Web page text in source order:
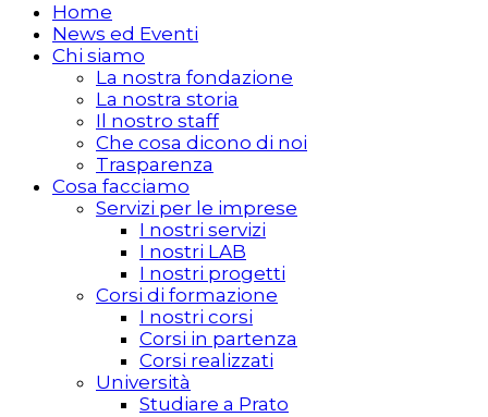
Home
News ed Eventi
Chi siamo
La nostra fondazione
La nostra storia
Il nostro staff
Che cosa dicono di noi
Trasparenza
Cosa facciamo
Servizi per le imprese
I nostri servizi
I nostri LAB
I nostri progetti
Corsi di formazione
I nostri corsi
Corsi in partenza
Corsi realizzati
Università
Studiare a Prato